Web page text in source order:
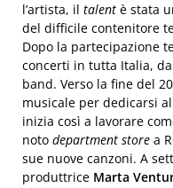
l’artista, il talent è stata
del difficile contenitore
Dopo la partecipazione
concerti in tutta Italia,
band. Verso la fine del
musicale per dedicarsi
inizia così a lavorare
noto department store a
sue nuove canzoni. A
produttrice Marta